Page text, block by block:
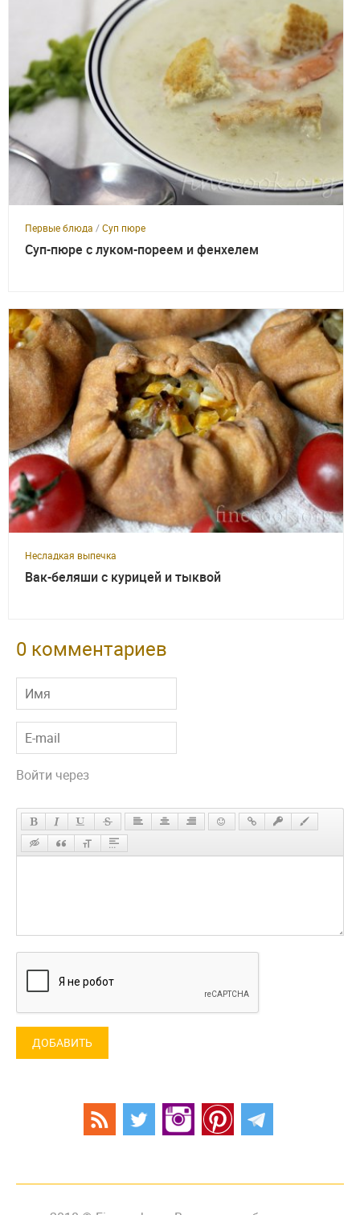
Первые блюда /Суп пюре
Суп-пюре с луком-пореем и фенхелем
Несладкая выпечка
Вак-беляши с курицей и тыквой
0 комментариев
Войти через
ДОБАВИТЬ